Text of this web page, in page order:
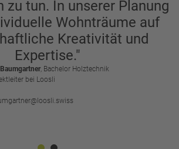
zu tun. In unserer Planung
Wohnträume auf
Kreativität und
Expertise."
, Bachelor Holztechnik
bei Loosli